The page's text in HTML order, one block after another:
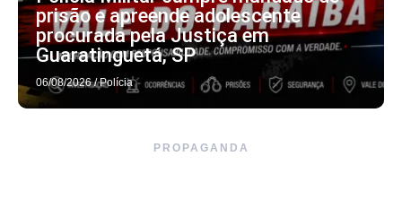
prisão e apreende adolescente
procurada pela Justiça em
Guaratinguetá, SP
06/08/2026 / Polícia
PROPAGANDA